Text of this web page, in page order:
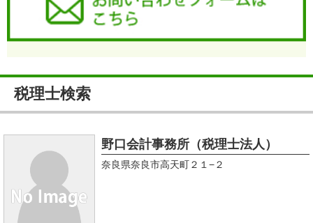
税理士検索
野口会計事務所（税理士法人）
奈良県奈良市高天町２１−２